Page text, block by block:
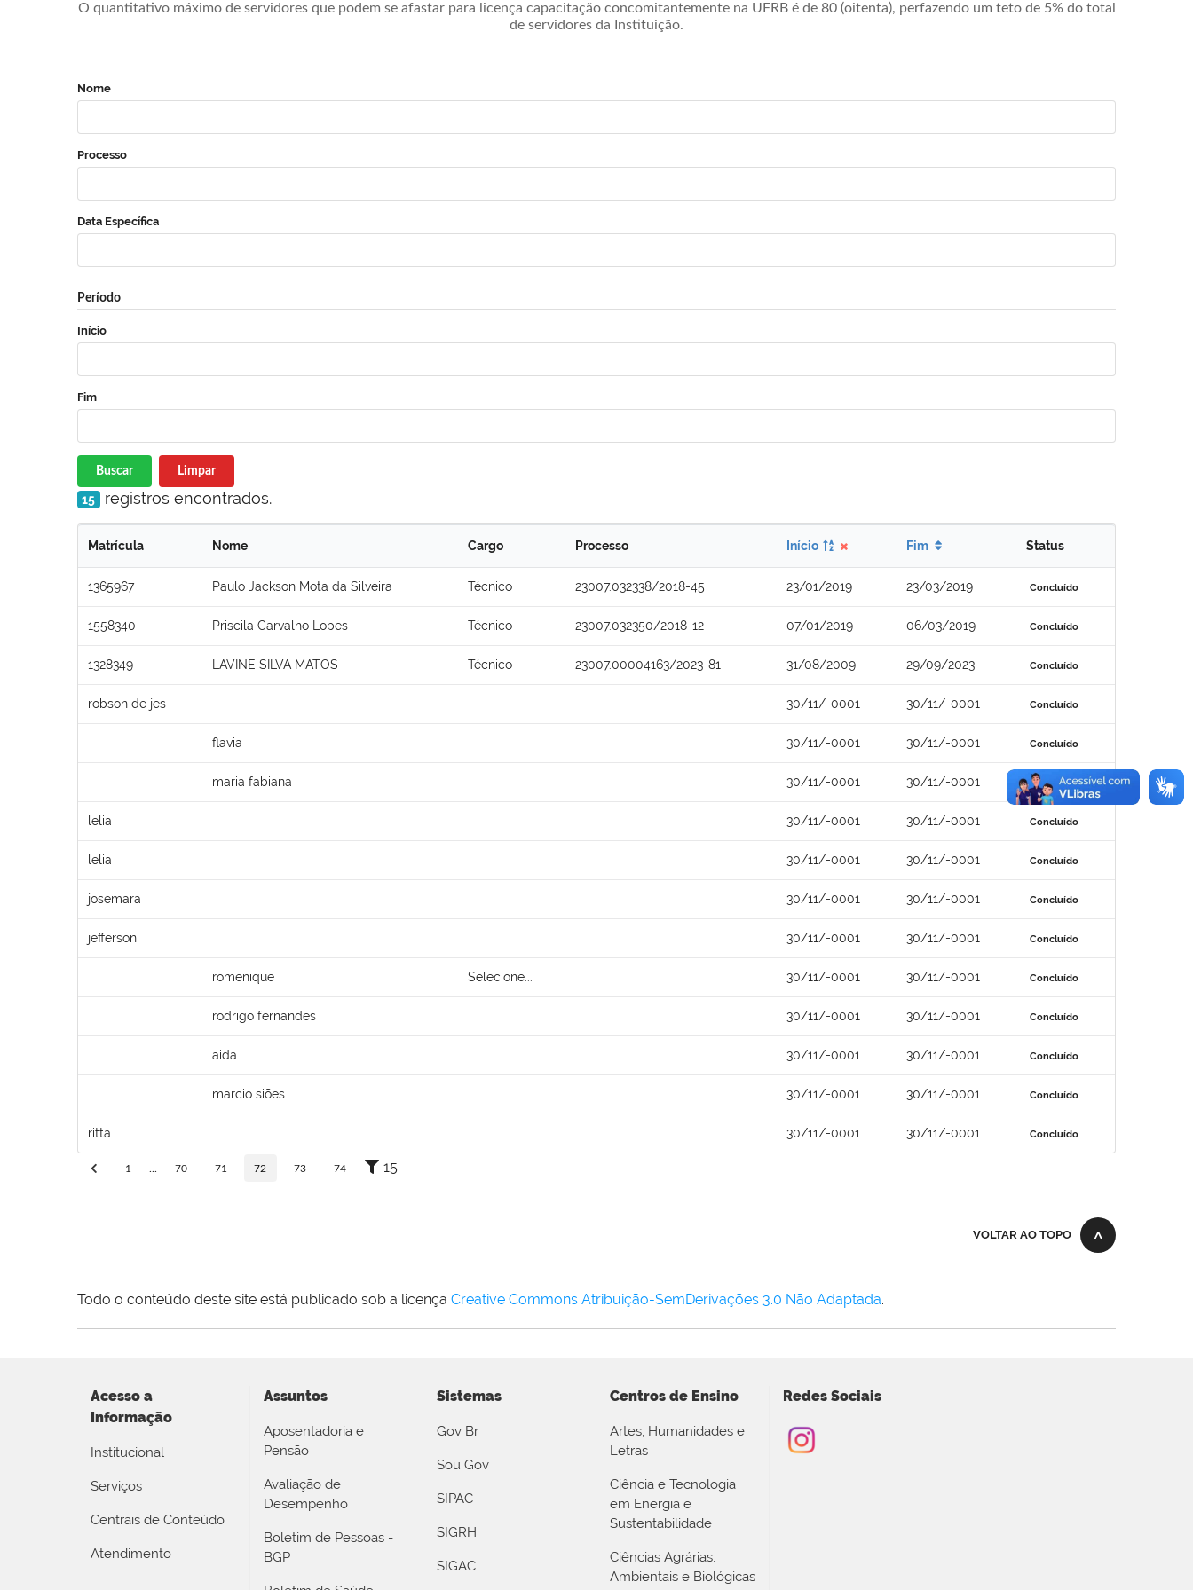
O quantitativo máximo de servidores que podem se afastar para licença capacitação concomitantemente na UFRB é de 80 (oitenta), perfazendo um teto de 5% do total
de servidores da Instituição.
Nome
Processo
Data Específica
Período
Início
Fim
Buscar Limpar
15 registros encontrados.
Matrícula Nome Cargo Processo Início Fim Status
1365967 Paulo Jackson Mota da Silveira Técnico 23007.032338/2018-45 23/01/2019 23/03/2019 Concluído
1558340 Priscila Carvalho Lopes Técnico 23007.032350/2018-12 07/01/2019 06/03/2019 Concluído
1328349 LAVINE SILVA MATOS Técnico 23007.00004163/2023-81 31/08/2009 29/09/2023 Concluído
robson de jes 30/11/-0001 30/11/-0001 Concluído
flavia 30/11/-0001 30/11/-0001 Concluído
maria fabiana 30/11/-0001 30/11/-0001 Concluído
lelia 30/11/-0001 30/11/-0001 Concluído
lelia 30/11/-0001 30/11/-0001 Concluído
josemara 30/11/-0001 30/11/-0001 Concluído
jefferson 30/11/-0001 30/11/-0001 Concluído
romenique Selecione... 30/11/-0001 30/11/-0001 Concluído
rodrigo fernandes 30/11/-0001 30/11/-0001 Concluído
aida 30/11/-0001 30/11/-0001 Concluído
marcio siões 30/11/-0001 30/11/-0001 Concluído
ritta 30/11/-0001 30/11/-0001 Concluído
1 70 71 72 73 74 15
VOLTAR AO TOPO
Todo o conteúdo deste site está publicado sob a licença Creative Commons Atribuição-SemDerivações 3.0 Não Adaptada.
Acesso a
Informação
Institucional
Serviços
Centrais de Conteúdo
Atendimento
Assuntos
Aposentadoria e
Pensão
Avaliação de
Desempenho
Boletim de Pessoas -
BGP
Sistemas
Gov Br
Sou Gov
SIPAC
SIGRH
SIGAC
Centros de Ensino
Artes, Humanidades e
Letras
Ciência e Tecnologia
em Energia e
Sustentabilidade
Ciências Agrárias,
Ambientais e Biológicas
Redes Sociais